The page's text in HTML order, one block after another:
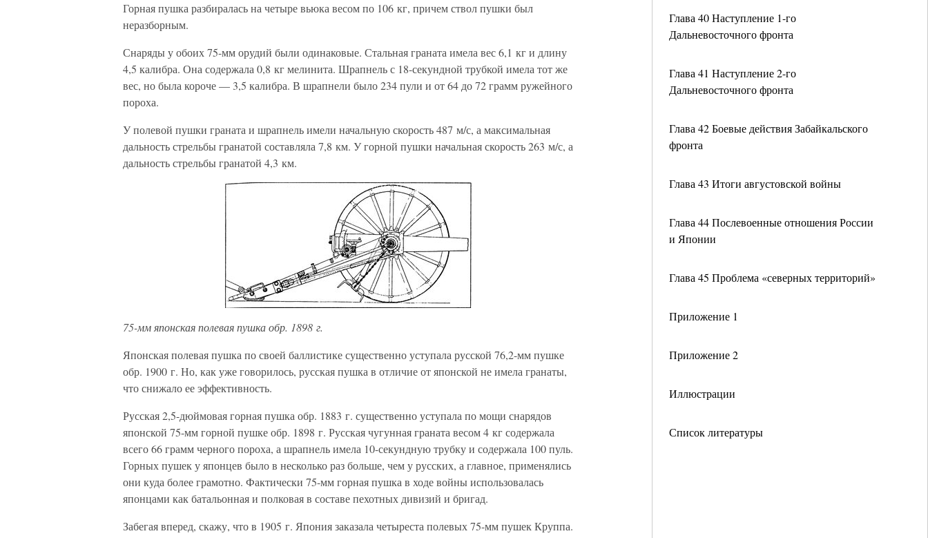
Глава 40 Наступление 1-го
Дальневосточного фронта
Глава 41 Наступление 2-го
Дальневосточного фронта
Глава 42 Боевые действия Забайкальского
фронта
Глава 43 Итоги августовской войны
Глава 44 Послевоенные отношения России
и Японии
Глава 45 Проблема «северных территорий»
Приложение 1
Приложение 2
Иллюстрации
Список литературы
Горная пушка разбиралась на четыре вьюка весом по 106 кг, причем ствол пушки был
неразборным.
Снаряды у обоих 75-мм орудий были одинаковые. Стальная граната имела вес 6,1 кг и длину
4,5 калибра. Она содержала 0,8 кг мелинита. Шрапнель с 18-секундной трубкой имела тот же
вес, но была короче — 3,5 калибра. В шрапнели было 234 пули и от 64 до 72 грамм ружейного
пороха.
У полевой пушки граната и шрапнель имели начальную скорость 487 м/с, а максимальная
дальность стрельбы гранатой составляла 7,8 км. У горной пушки начальная скорость 263 м/с, а
дальность стрельбы гранатой 4,3 км.
75-мм японская полевая пушка обр. 1898 г.
Японская полевая пушка по своей баллистике существенно уступала русской 76,2-мм пушке
обр. 1900 г. Но, как уже говорилось, русская пушка в отличие от японской не имела гранаты,
что снижало ее эффективность.
Русская 2,5-дюймовая горная пушка обр. 1883 г. существенно уступала по мощи снарядов
японской 75-мм горной пушке обр. 1898 г. Русская чугунная граната весом 4 кг содержала
всего 66 грамм черного пороха, а шрапнель имела 10-секундную трубку и содержала 100 пуль.
Горных пушек у японцев было в несколько раз больше, чем у русских, а главное, применялись
они куда более грамотно. Фактически 75-мм горная пушка в ходе войны использовалась
японцами как батальонная и полковая в составе пехотных дивизий и бригад.
Забегая вперед, скажу, что в 1905 г. Япония заказала четыреста полевых 75-мм пушек Круппа.